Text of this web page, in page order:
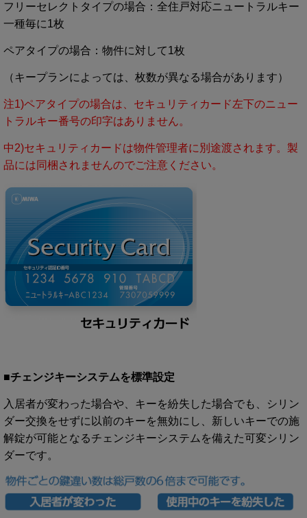
フリーセレクトタイプの場合： 全住戸対応ニュートラルキー
一種毎に1枚
ペアタイプの場合：物件に対して1枚
（キープランによっては、枚数が異なる場合があります）
注1)ペアタイプの場合は、セキュリティカード左下のニュー
トラルキー番号の印字はありません。
中2)セキュリティカードは物件管理者に別途渡されます。製
品には同梱されませんのでご注意ください。
■チェンジキーシステムを標準設定
入居者が変わった場合や、キーを紛失した場合でも、シリン
ダー交換をせずに以前のキーを無効にし、新しいキーでの施
解錠が可能となるチェンジキーシステムを備えた可変シリン
ダーです。